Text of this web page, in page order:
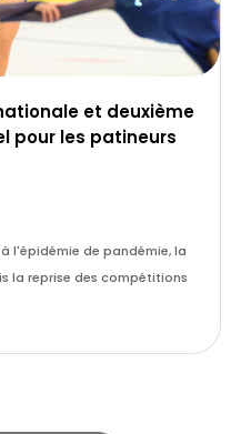
et deuxième
pour les patineurs
l'épidémie de pandémie, la
la reprise des compétitions